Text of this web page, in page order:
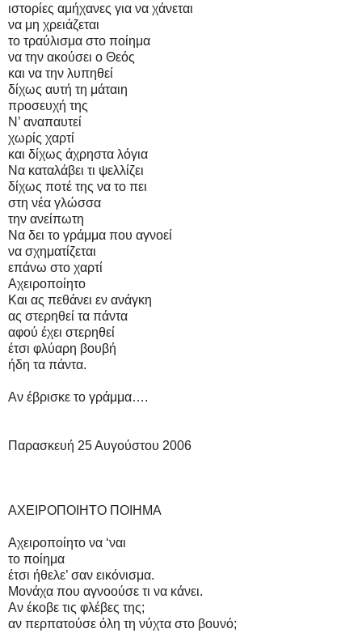
ιστορίες αμήχανες για να χάνεται
να μη χρειάζεται
το τραύλισμα στο ποίημα
να την ακούσει ο Θεός
και να την λυπηθεί
δίχως αυτή τη μάταιη
προσευχή της
Ν’ αναπαυτεί
χωρίς χαρτί
και δίχως άχρηστα λόγια
Να καταλάβει τι ψελλίζει
δίχως ποτέ της να το πει
στη νέα γλώσσα
την ανείπωτη
Να δει το γράμμα που αγνοεί
να σχηματίζεται
επάνω στο χαρτί
Αχειροποίητο
Και ας πεθάνει εν ανάγκη
ας στερηθεί τα πάντα
αφού έχει στερηθεί
έτσι φλύαρη βουβή
ήδη τα πάντα.
Αν έβρισκε το γράμμα….
Παρασκευή 25 Αυγούστου 2006
ΑΧΕΙΡΟΠΟΙΗΤΟ ΠΟΙΗΜΑ
Αχειροποίητο να ‘ναι
το ποίημα
έτσι ήθελε’ σαν εικόνισμα.
Μονάχα που αγνοούσε τι να κάνει.
Αν έκοβε τις φλέβες της;
αν περπατούσε όλη τη νύχτα στο βουνό;